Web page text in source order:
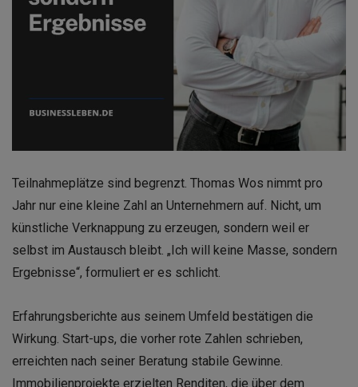
Teilnahmeplätze sind begrenzt. Thomas Wos nimmt pro
Jahr nur eine kleine Zahl an Unternehmern auf. Nicht, um
künstliche Verknappung zu erzeugen, sondern weil er
selbst im Austausch bleibt. „Ich will keine Masse, sondern
Ergebnisse“, formuliert er es schlicht.
Erfahrungsberichte aus seinem Umfeld bestätigen die
Wirkung. Start-ups, die vorher rote Zahlen schrieben,
erreichten nach seiner Beratung stabile Gewinne.
Immobilienprojekte erzielten Renditen, die über dem